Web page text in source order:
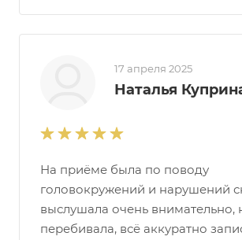
17 апреля 2025
Наталья
На приёме была по поводу
головокружений и нарушений
выслушала очень внимательно,
перебивала, всё аккуратно